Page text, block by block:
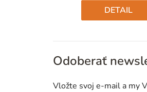
cena:
DETAIL
Odoberať
Vložte svoj e-mail a my